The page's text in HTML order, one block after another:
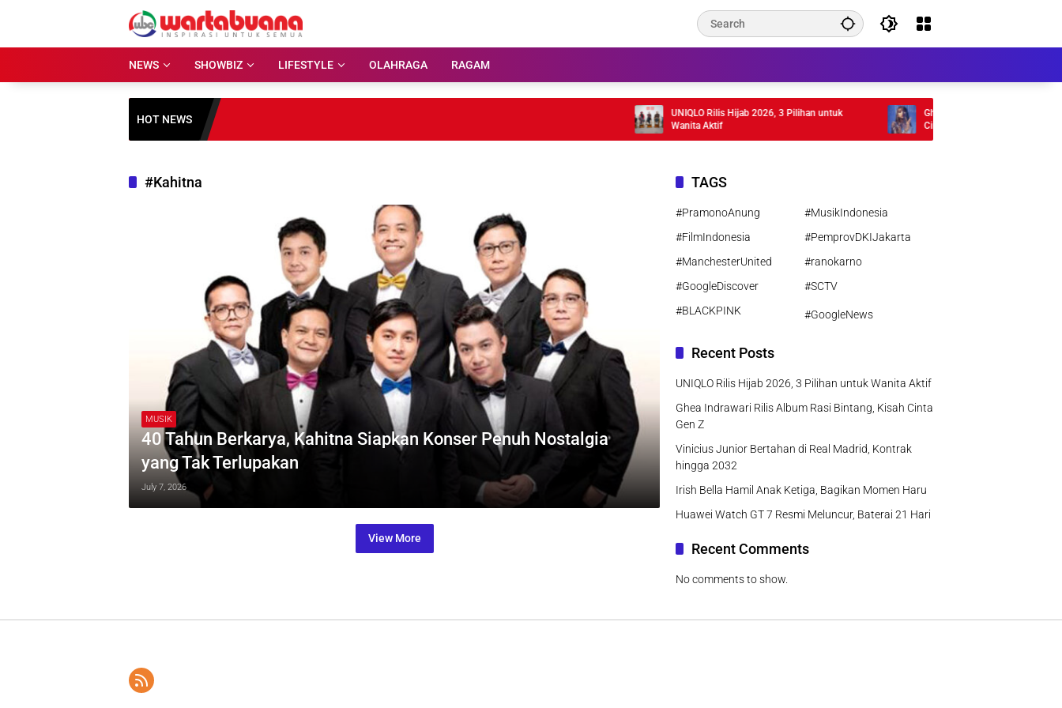
NEWS
SHOWBIZ LIFESTYLE OLAHRAGA RAGAM
HOT NEWS
UNIQLO Rilis Hijab 2026, 3 Pilihan untuk
Wanita Aktif
Ghea Indrawari Rilis Album Rasi
Cinta Gen Z
#Kahitna
MUSIK
40 Tahun Berkarya, Kahitna Siapkan Konser Penuh Nostalgia
yang Tak Terlupakan
July 7, 2026
View More
TAGS
#PramonoAnung
#MusikIndonesia
#FilmIndonesia
#PemprovDKIJakarta
#ManchesterUnited
#ranokarno
#GoogleDiscover
#SCTV
#BLACKPINK
#GoogleNews
Recent Posts
UNIQLO Rilis Hijab 2026, 3 Pilihan untuk Wanita Aktif
Ghea Indrawari Rilis Album Rasi Bintang, Kisah Cinta
Gen Z
Vinicius Junior Bertahan di Real Madrid, Kontrak
hingga 2032
Irish Bella Hamil Anak Ketiga, Bagikan Momen Haru
Huawei Watch GT 7 Resmi Meluncur, Baterai 21 Hari
Recent Comments
No comments to show.